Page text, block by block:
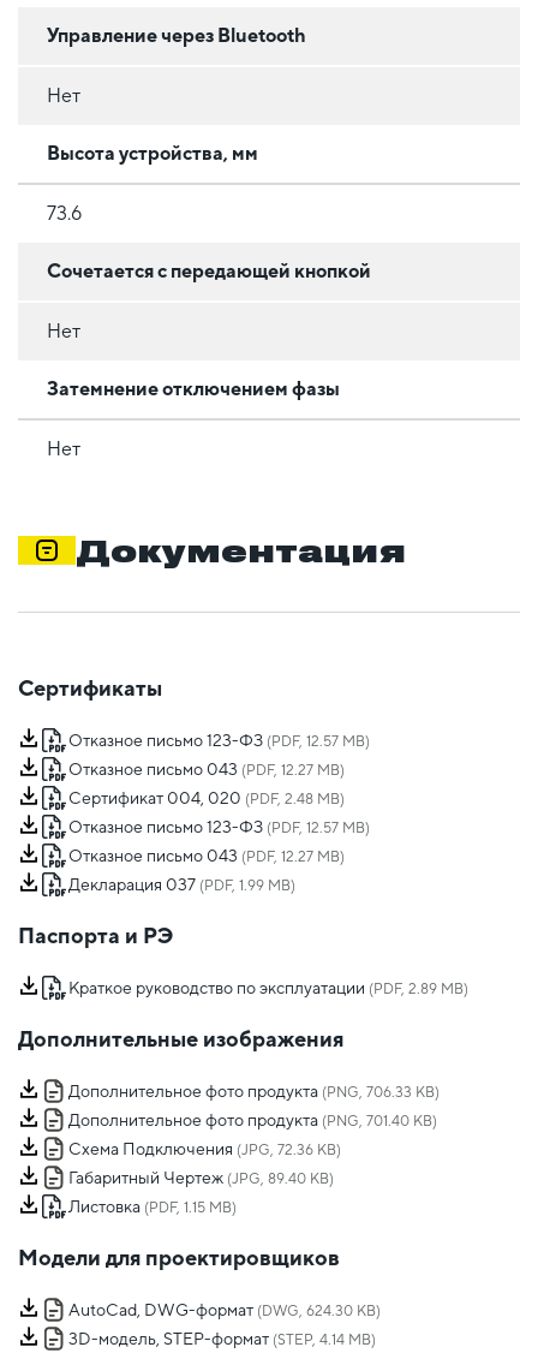
Управление через Bluetooth
Нет
Высота устройства, мм
73.6
Сочетается с передающей кнопкой
Нет
Затемнение отключением фазы
Нет
Документация
Сертификаты
Отказное письмо 123-ФЗ (PDF, 12.57 MB)
Отказное письмо 043 (PDF, 12.27 MB)
Сертификат 004, 020 (PDF, 2.48 MB)
Отказное письмо 123-ФЗ (PDF, 12.57 MB)
Отказное письмо 043 (PDF, 12.27 MB)
Декларация 037 (PDF, 1.99 MB)
Паспорта и РЭ
Краткое руководство по эксплуатации (PDF, 2.89 MB)
Дополнительные изображения
Дополнительное фото продукта (PNG, 706.33 KB)
Дополнительное фото продукта (PNG, 701.40 KB)
Схема Подключения (JPG, 72.36 KB)
Габаритный Чертеж (JPG, 89.40 KB)
Листовка (PDF, 1.15 MB)
Модели для проектировщиков
AutoCad, DWG-формат (DWG, 624.30 KB)
3D-модель, STEP-формат (STEP, 4.14 MB)